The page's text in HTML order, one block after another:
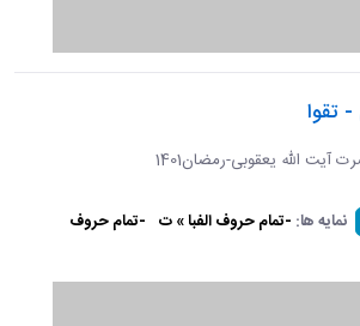
تقوا
آیت الله یعقوبی-رمضان1401
نمایه ها: -تمام حروف الفبا » ت -تمام حروف